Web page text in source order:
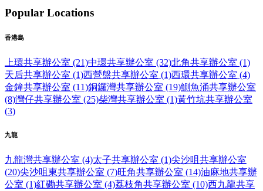
Popular Locations
香港島
上環共享辦公室 (21)中環共享辦公室 (32)北角共享辦公室 (1)
天后共享辦公室 (1)西營盤共享辦公室 (1)西環共享辦公室 (4)
金鐘共享辦公室 (11)銅鑼灣共享辦公室 (19)鰂魚涌共享辦公室
(8)灣仔共享辦公室 (25)柴灣共享辦公室 (1)黃竹坑共享辦公室
(3)
九龍
九龍灣共享辦公室 (4)太子共享辦公室 (1)尖沙咀共享辦公室
(20)尖沙咀東共享辦公室 (7)旺角共享辦公室 (14)油麻地共享辦
公室 (1)紅磡共享辦公室 (4)荔枝角共享辦公室 (10)西九龍共享